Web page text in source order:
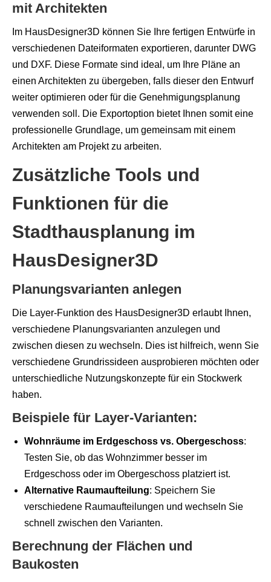
mit Architekten
Im HausDesigner3D können Sie Ihre fertigen Entwürfe in
verschiedenen Dateiformaten exportieren, darunter DWG
und DXF. Diese Formate sind ideal, um Ihre Pläne an
einen Architekten zu übergeben, falls dieser den Entwurf
weiter optimieren oder für die Genehmigungsplanung
verwenden soll. Die Exportoption bietet Ihnen somit eine
professionelle Grundlage, um gemeinsam mit einem
Architekten am Projekt zu arbeiten.
Zusätzliche Tools und
Funktionen für die
Stadthausplanung im
HausDesigner3D
Planungsvarianten anlegen
Die Layer-Funktion des HausDesigner3D erlaubt Ihnen,
verschiedene Planungsvarianten anzulegen und
zwischen diesen zu wechseln. Dies ist hilfreich, wenn Sie
verschiedene Grundrissideen ausprobieren möchten oder
unterschiedliche Nutzungskonzepte für ein Stockwerk
haben.
Beispiele für Layer-Varianten:
Wohnräume im Erdgeschoss vs. Obergeschoss:
Testen Sie, ob das Wohnzimmer besser im
Erdgeschoss oder im Obergeschoss platziert ist.
Alternative Raumaufteilung: Speichern Sie
verschiedene Raumaufteilungen und wechseln Sie
schnell zwischen den Varianten.
Berechnung der Flächen und
Baukosten